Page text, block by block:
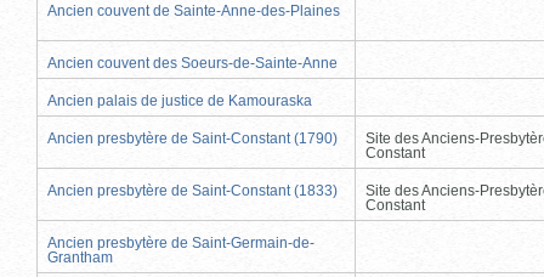
Ancien couvent de Sainte-Anne-des-Plaines
Ancien couvent des Soeurs-de-Sainte-Anne
Ancien palais de justice de Kamouraska
Ancien presbytère de Saint-Constant (1790)
Site des Anciens-
Constant
Ancien presbytère de Saint-Constant (1833)
Site des Anciens-
Constant
Ancien presbytère de Saint-Germain-de-
Grantham